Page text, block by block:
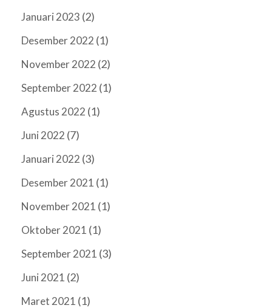
Januari 2023 (2)
Desember 2022 (1)
November 2022 (2)
September 2022 (1)
Agustus 2022 (1)
Juni 2022 (7)
Januari 2022 (3)
Desember 2021 (1)
November 2021 (1)
Oktober 2021 (1)
September 2021 (3)
Juni 2021 (2)
Maret 2021 (1)